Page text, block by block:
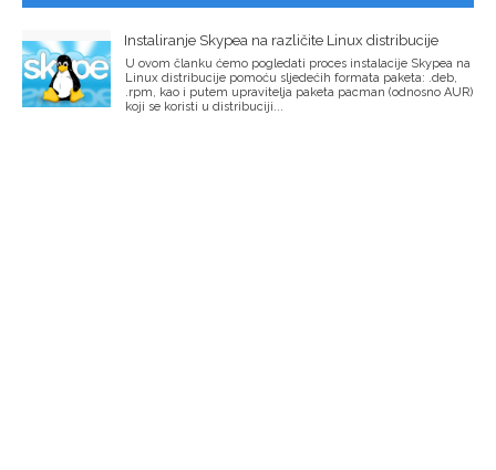
Instaliranje Skypea na različite Linux distribucije
U ovom članku ćemo pogledati proces instalacije Skypea na
Linux distribucije pomoću sljedećih formata paketa: .deb,
.rpm, kao i putem upravitelja paketa pacman (odnosno AUR)
koji se koristi u distribuciji...